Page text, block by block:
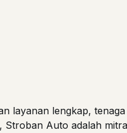
layanan lengkap,
Auto adalah